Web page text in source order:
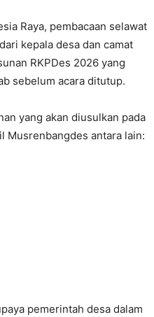
Raya, pembacaan selawat
kepala desa dan camat
RKPDes 2026 yang
sebelum acara ditutup.
yang akan diusulkan pada
Musrenbangdes antara lain:
pemerintah desa dalam